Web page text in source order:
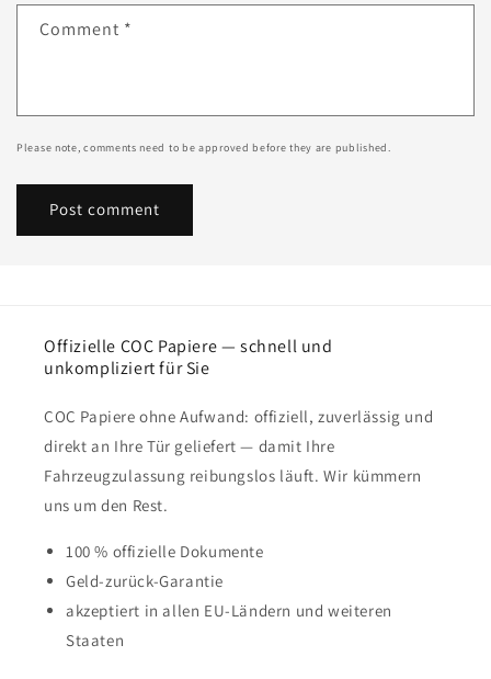
Comment *
Please note, comments need to be approved before they are published.
Offizielle COC Papiere — schnell und
unkompliziert für Sie
COC Papiere ohne Aufwand: offiziell, zuverlässig und
direkt an Ihre Tür geliefert — damit Ihre
Fahrzeugzulassung reibungslos läuft. Wir kümmern
uns um den Rest.
100 % offizielle Dokumente
Geld-zurück-Garantie
akzeptiert in allen EU-Ländern und weiteren
Staaten